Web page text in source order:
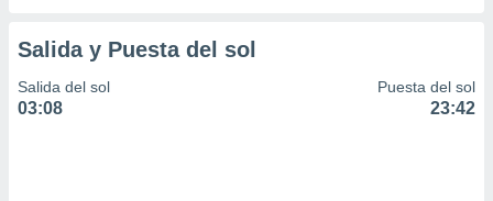
Salida y Puesta del sol
Salida del sol
03:08
Puesta del sol
23:42